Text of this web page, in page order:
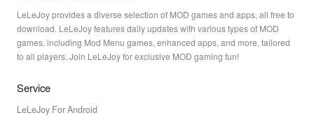
LeLeJoy provides a diverse selection of MOD games and apps, all free to
download. LeLeJoy features daily updates with various types of MOD
games, including Mod Menu games, enhanced apps, and more, tailored
to all players. Join LeLeJoy for exclusive MOD gaming fun!
Service
LeLeJoy For Android